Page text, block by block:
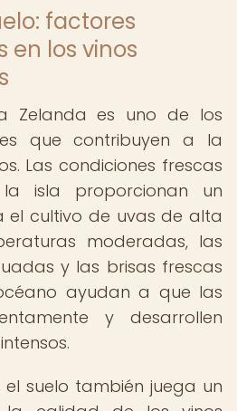
factores
los vinos
Zelanda es uno de los
que contribuyen a la
Las condiciones frescas
isla proporcionan un
el cultivo de uvas de alta
moderadas, las
y las brisas frescas
ayudan a que las
y desarrollen
suelo también juega un